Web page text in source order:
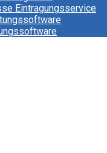
Eintragungsservice